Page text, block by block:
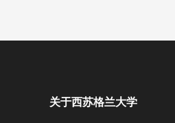
关于西苏格兰大学